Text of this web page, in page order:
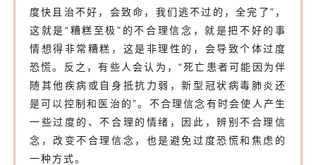
度快且治不好，会致命，我们逃不过的，全完了”，
这就是“糟糕至极”的不合理信念，就是把不好的事
情想得非常糟糕，这是非理性的，会导致个体过度
恐慌。反之，有些人会认为，“死亡患者可能因为伴
随其他疾病或自身抵抗力弱，新型冠状病毒肺炎还
是可以控制和医治的”。不合理信念有时会使人产生
一些过度的、不合理的情绪，因此，辨别不合理信
念，改变不合理信念，也是避免过度恐慌和焦虑的
一种方式。